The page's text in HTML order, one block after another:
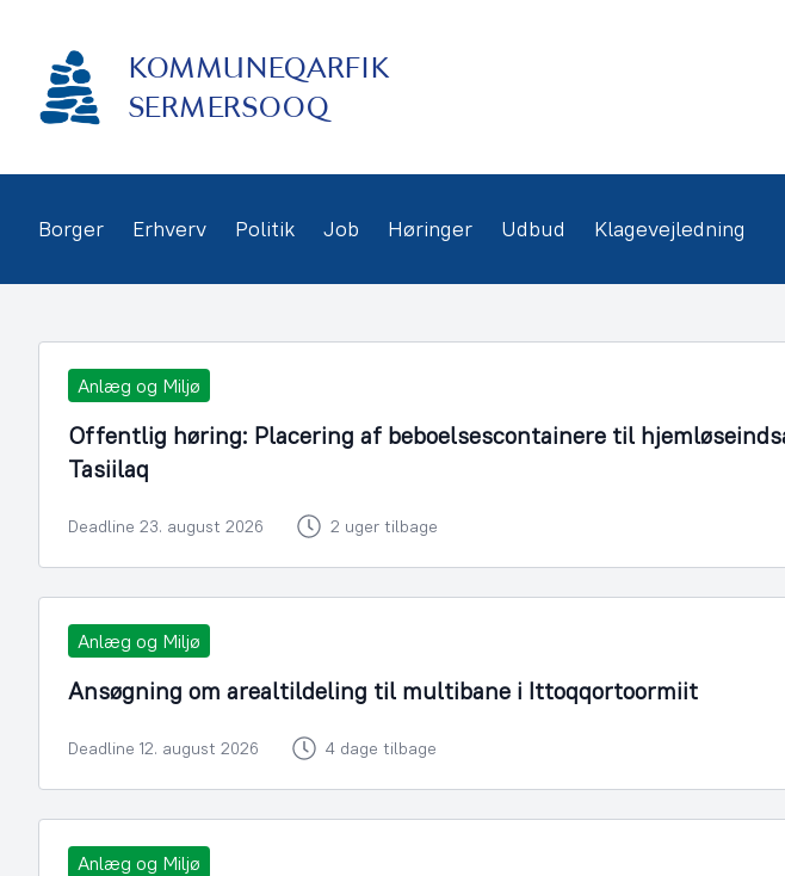
indhold
KOMMUNEQARFIK
SERMERSOOQ
Borger Erhverv Politik Job Høringer Udbud Klagevejledning
Anlæg og Miljø
Offentlig høring: Placering af beboelsescontainere til
Tasiilaq
Deadline 23. august 2026 2 uger tilbage
Anlæg og Miljø
Ansøgning om arealtildeling til multibane i Ittoqqortoormiit
Deadline 12. august 2026 4 dage tilbage
Anlæg og Miljø